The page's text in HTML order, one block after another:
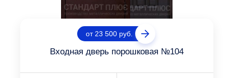
от 23 500 руб.
Входная дверь порошковая №104